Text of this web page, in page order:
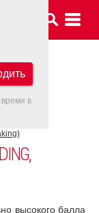
высокого балла
в